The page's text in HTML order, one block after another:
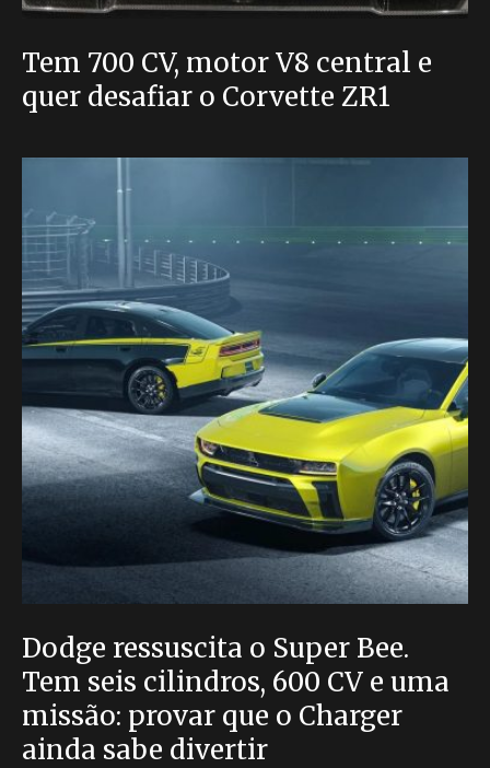
Tem 700 CV, motor V8 central e
quer desafiar o Corvette ZR1
Dodge ressuscita o Super Bee.
Tem seis cilindros, 600 CV e uma
missão: provar que o Charger
ainda sabe divertir